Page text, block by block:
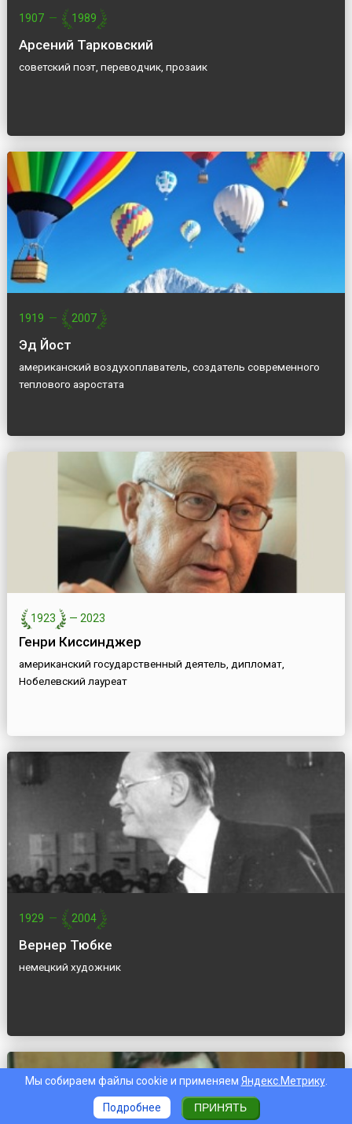
1907 — 1989
Арсений Тарковский
советский поэт, переводчик, прозаик
1919 — 2007
Эд Йост
американский воздухоплаватель, создатель современного
теплового аэростата
1923 — 2023
Генри Киссинджер
американский государственный деятель, дипломат,
Нобелевский лауреат
1929 — 2004
Вернер Тюбке
немецкий художник
Мы собираем файлы cookie и применяем Яндекс.Метрику.
Подробнее ПРИНЯТЬ